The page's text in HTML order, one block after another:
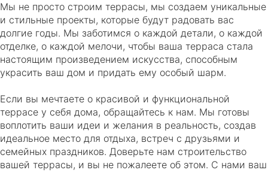
Мы не просто строим террасы, мы создаем уникальные
и стильные проекты, которые будут радовать вас
долгие годы. Мы заботимся о каждой детали, о каждой
отделке, о каждой мелочи, чтобы ваша терраса стала
настоящим произведением искусства, способным
украсить ваш дом и придать ему особый шарм.
Если вы мечтаете о красивой и функциональной
террасе у себя дома, обращайтесь к нам. Мы готовы
воплотить ваши идеи и желания в реальность, создав
идеальное место для отдыха, встреч с друзьями и
семейных праздников. Доверьте нам строительство
вашей террасы, и вы не пожалеете об этом. С нами ваш